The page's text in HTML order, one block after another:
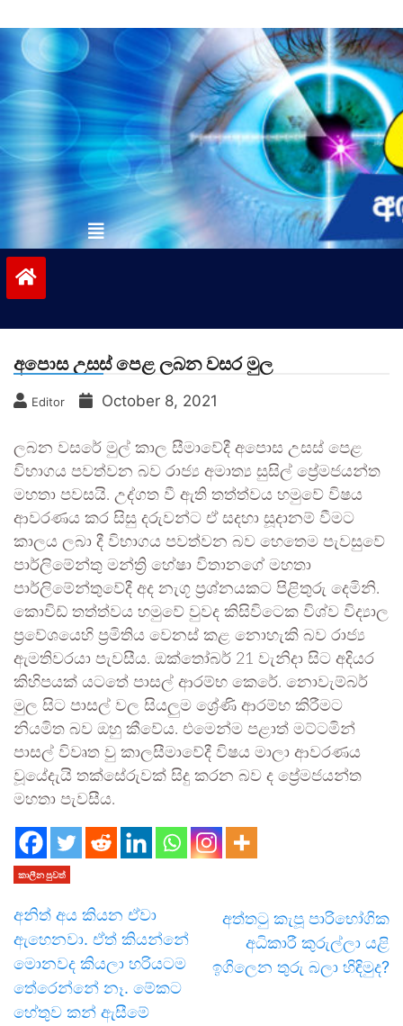
to
contentvinivida.lk
අපොස උසස් පෙළ ලබන වසර මුල
Editor October 8, 2021
ලබන වසරේ මුල් කාල සීමාවේදී අපොස උසස් පෙළ
විභාගය පවත්වන බව රාජ්‍ය අමාත්‍ය සුසිල් ප්‍රේමජයන්ත
මහතා පවසයි. උද්ගත වී ඇති තත්ත්වය හමුවේ විෂය
ආවරණය කර සිසු දරුවන්ට ඒ සදහා සූදානම් වීමට
කාලය ලබා දී විභාගය පවත්වන බව හෙතෙම පැවසුවේ
පාර්ලිමේන්තු මන්ත්‍රි හේෂා විතානගේ මහතා
පාර්ලිමේන්තුවේදී අද නැගූ ප්‍රශ්නයකට පිළිතුරු දෙමිනි.
කොවිඩ් තත්ත්වය හමුවේ වුවද කිසිවිටෙක විශ්ව විද්‍යාල
ප්‍රවේශයෙහි ප්‍රමිතිය වෙනස් කළ නොහැකි බව රාජ්‍ය
ඇමතිවරයා පැවසීය. ඔක්තෝබර් 21 වැනිදා සිට අදියර
කිහිපයක් යටතේ පාසල් ආරම්භ කෙරේ. නොවැම්බර්
මුල සිට පාසල් වල සියලුම ශ්‍රේණි ආරම්භ කිරීමට
නියමිත බව ඔහු කීවේය. එමෙන්ම පළාත් මට්ටමින්
පාසල් විවෘත වු කාලසීමාවේදී විෂය මාලා ආවරණය
වූයේදැයි තක්සේරුවක් සිදු කරන බව ද ප්‍රේමජයන්ත
මහතා පැවසීය.
කාලීන පුවත්
අනිත් අය කියන ඒවා
ඇහෙනවා. ඒත් කියන්නේ
මොනවද කියලා හරියටම
තේරෙන්නේ නෑ. මේකට
හේතුව කන් ඇසීමේ
අත්තටු කැපූ පාරිභෝගික
අධිකාරී කුරුල්ලා යළි
ඉගිලෙන තුරු බලා හිඳිමුද?